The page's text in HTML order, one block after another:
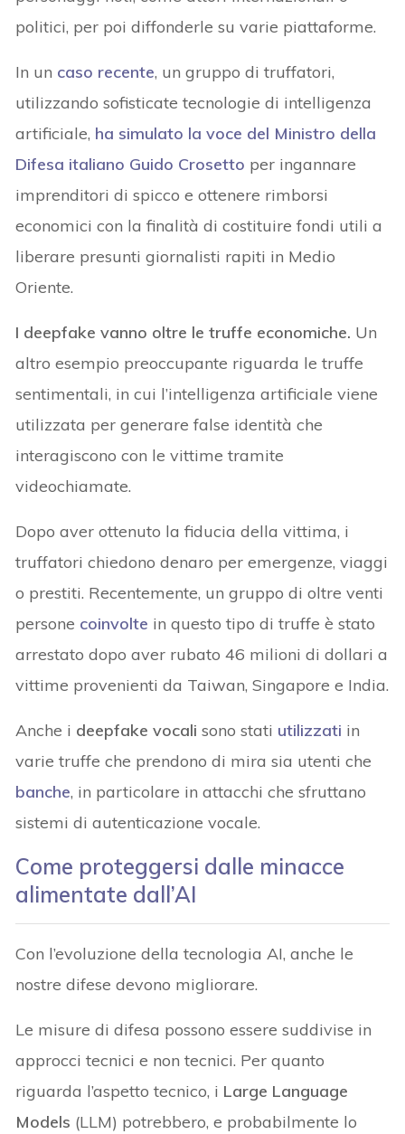
politici, per poi diffonderle su varie piattaforme.
In un caso recente, un gruppo di truffatori,
utilizzando sofisticate tecnologie di intelligenza
artificiale, ha simulato la voce del Ministro della
Difesa italiano Guido Crosetto per ingannare
imprenditori di spicco e ottenere rimborsi
economici con la finalità di costituire fondi utili a
liberare presunti giornalisti rapiti in Medio
Oriente.
I deepfake vanno oltre le truffe economiche. Un
altro esempio preoccupante riguarda le truffe
sentimentali, in cui l’intelligenza artificiale viene
utilizzata per generare false identità che
interagiscono con le vittime tramite
videochiamate.
Dopo aver ottenuto la fiducia della vittima, i
truffatori chiedono denaro per emergenze, viaggi
o prestiti. Recentemente, un gruppo di oltre venti
persone coinvolte in questo tipo di truffe è stato
arrestato dopo aver rubato 46 milioni di dollari a
vittime provenienti da Taiwan, Singapore e India.
Anche i deepfake vocali sono stati utilizzati in
varie truffe che prendono di mira sia utenti che
banche, in particolare in attacchi che sfruttano
sistemi di autenticazione vocale.
Come proteggersi dalle minacce
alimentate dall’AI
Con l’evoluzione della tecnologia AI, anche le
nostre difese devono migliorare.
Le misure di difesa possono essere suddivise in
approcci tecnici e non tecnici. Per quanto
riguarda l’aspetto tecnico, i Large Language
Models (LLM) potrebbero, e probabilmente lo